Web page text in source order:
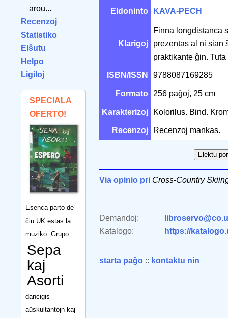
arou...
Recenzoj
Statistiko
Elŝutu
Helpo
Ligiloj
SPECIALA
OFERTO!
Esenca parto de
ĉiu UK estas la
muziko. Grupo
Sepa
kaj
Asorti
dancigis
aŭskultantojn kaj
Eldoninto KAVA-PECH
Klarigoj
Finna longdistanca
prezentas al ni sian
praktikante ĝin.
ISBN/ISSN 9788087169285
Formato 256 paĝoj, 25 cm
Karakterizoj Kolorilus. Bind.
Recenzoj Recenzoj mankas.
Via opinio pri Cross-Country
Demandoj:
Katalogo:
https://
starta paĝo :: kontaktu nin